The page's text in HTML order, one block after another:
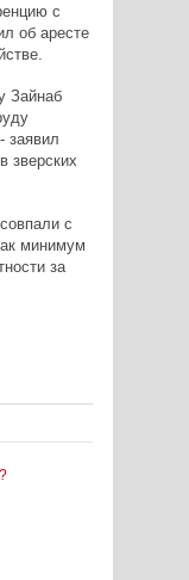
с
об аресте
Зайнаб
заявил
зверских
с
минимум
за